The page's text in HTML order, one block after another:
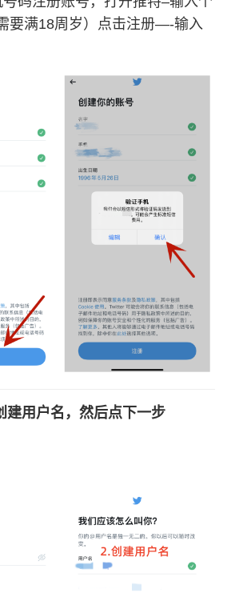
要满18周岁）点击注册—-输入
建用户名，然后点下一步